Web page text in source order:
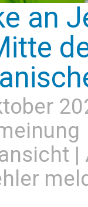
an
|